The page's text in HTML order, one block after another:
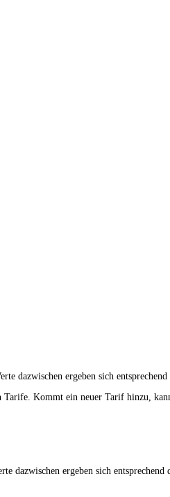
dazwischen ergeben sich entsprechend
Kommt ein neuer Tarif hinzu,
dazwischen ergeben sich entsprechend